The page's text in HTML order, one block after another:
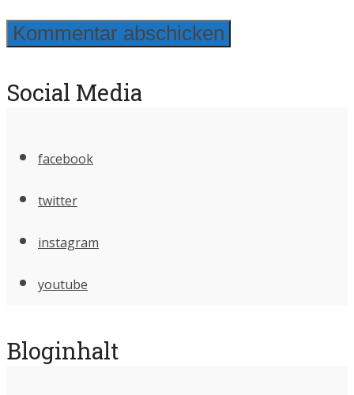
Social Media
facebook
twitter
instagram
youtube
Bloginhalt